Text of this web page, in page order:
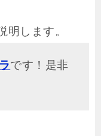
明します。
です！是非